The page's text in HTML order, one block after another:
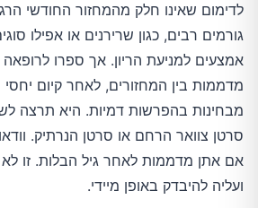
לדימום שאינו חלק מהמחזור החודשי
גורמים רבים, כגון שרירנים או אפילו
אמצעים למניעת הריון. אך ספרו
מדממות בין המחזורים, לאחר קיום יחסי
מבחינות בהפרשות דמיות. היא תרצה
סרטן צוואר הרחם או סרטן הנרתיק.
אם אתן מדממות לאחר גיל הבלות. זו לא
ועליה להיבדק באופן מיידי.